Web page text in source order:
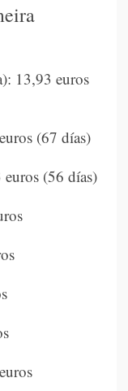
13,93 euros
(67 días)
(56 días)